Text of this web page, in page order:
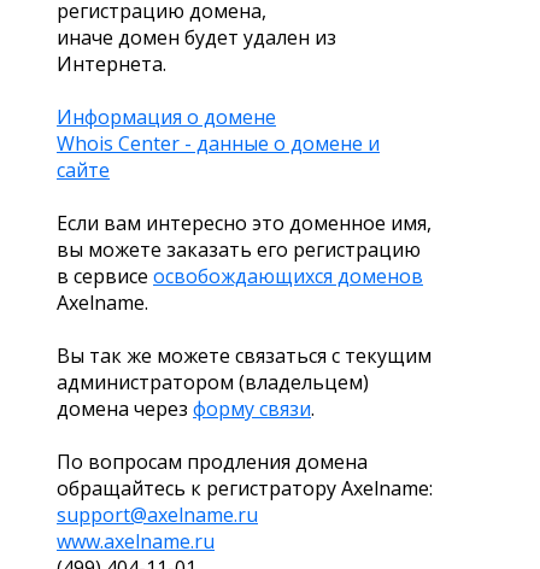
регистрацию домена,
иначе домен будет удален из
Интернета.
Информация о домене
Whois Center - данные о домене и
сайте
Если вам интересно это доменное имя,
вы можете заказать его регистрацию
в сервисе освобождающихся доменов
Axelname.
Вы так же можете связаться с текущим
администратором (владельцем)
домена через форму связи.
По вопросам продления домена
обращайтесь к регистратору Axelname:
support@axelname.ru
www.axelname.ru